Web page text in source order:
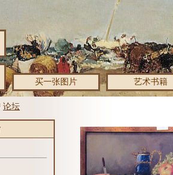
买一张图片 艺术书籍
论坛